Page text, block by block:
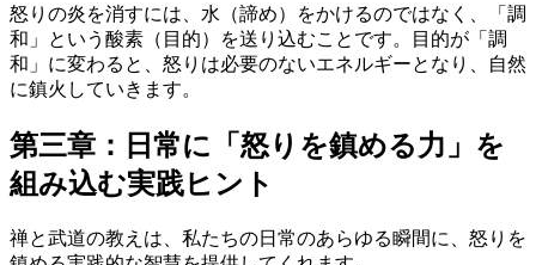
怒りの炎を消すには、水（諦め）をかけるのではなく、「調
和」という酸素（目的）を送り込むことです。目的が「調
和」に変わると、怒りは必要のないエネルギーとなり、自然
に鎮火していきます。
第三章：日常に「怒りを鎮める力」を
組み込む実践ヒント
禅と武道の教えは、私たちの日常のあらゆる瞬間に、怒りを